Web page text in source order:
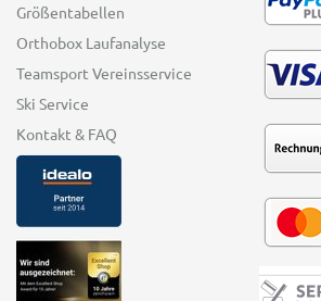
Größentabellen
Orthobox Laufanalyse
Teamsport Vereinsservice
Ski Service
Kontakt & FAQ